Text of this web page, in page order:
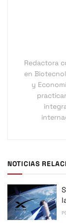
Redactora
en
y
NOTICIAS